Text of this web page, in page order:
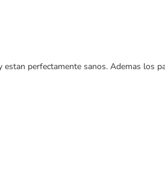
perfectamente sanos. Ademas